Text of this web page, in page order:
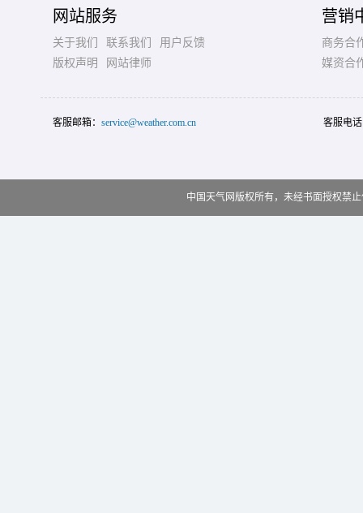
网站服务
关于我们 联系我们
用户反馈
版权声明
网站律师
营销
商务合
媒资合
客服邮箱： service@weather.com.cn 客服电
中国天气网版权所有，未经书面授权